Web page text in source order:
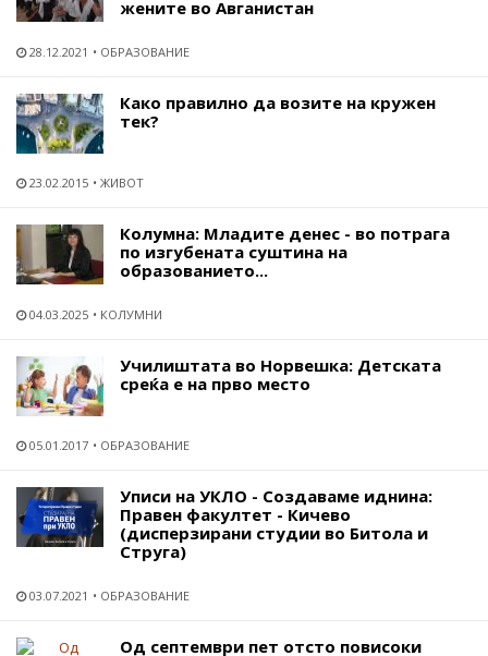
жените во Авганистан
28.12.2021 ОБРАЗОВАНИЕ
Како правилно да возите на кружен
тек?
23.02.2015 ЖИВОТ
Колумна: Младите денес - во потрага
по изгубената суштина на
образованието...
04.03.2025 КОЛУМНИ
Училиштата во Норвешка: Детската
среќа е на прво место
05.01.2017 ОБРАЗОВАНИЕ
Уписи на УКЛО - Создаваме иднина:
Правен факултет - Кичево
(дисперзирани студии во Битола и
Струга)
03.07.2021 ОБРАЗОВАНИЕ
Од септември пет отсто повисоки